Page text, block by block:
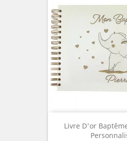
Livre D'or